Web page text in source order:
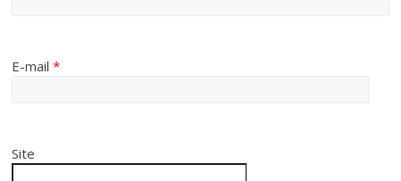
E-mail*
Site